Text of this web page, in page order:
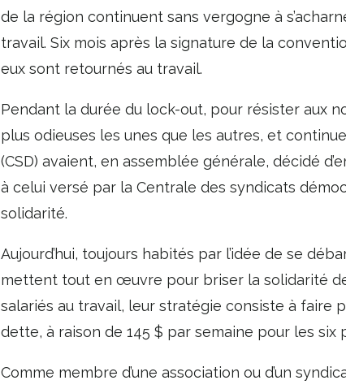
de la région continuent sans vergogne à
travail. Six mois après la signature de la
eux sont retournés au travail.
Pendant la durée du lock-out, pour résister aux
plus odieuses les unes que les autres, et
(CSD) avaient, en assemblée générale, décidé
à celui versé par la Centrale des syndicats
solidarité.
Aujourd’hui, toujours habités par l’idée de se
mettent tout en œuvre pour briser la solidarité
salariés au travail, leur stratégie consiste à faire
dette, à raison de 145 $ par semaine pour les six
Comme membre d’une association ou d’un